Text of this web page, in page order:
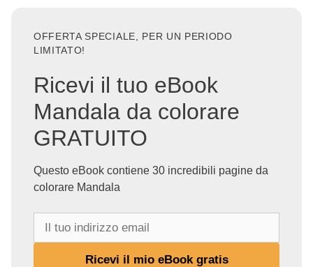
OFFERTA SPECIALE, PER UN PERIODO
LIMITATO!
Ricevi il tuo eBook
Mandala da colorare
GRATUITO
Questo eBook contiene 30 incredibili pagine da
colorare Mandala
Ricevi il mio eBook gratis